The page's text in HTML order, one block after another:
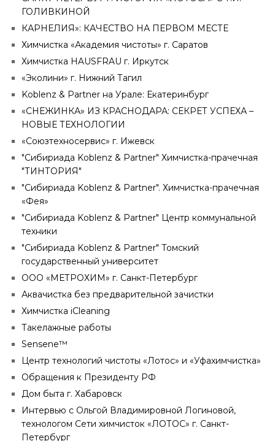
ГОЛИВКИНОЙ
КАРНЕЛИЯ»: КАЧЕСТВО НА ПЕРВОМ МЕСТЕ
Химчистка «Академия чистоты» г. Саратов
Химчистка HAUSFRAU г. Иркутск
«Эколини» г. Нижний Тагил
Koblenz & Partner на Урале: Екатеринбург
«СНЕЖИНКА» ИЗ КРАСНОДАРА: СЕКРЕТ УСПЕХА –
НОВЫЕ ТЕХНОЛОГИИ
«Союзтехносервис» г. Ижевск
"Сибириада Koblenz & Partner" Химчистка-прачечная
"ТИНТОРИЯ"
"Сибириада Koblenz & Partner". Химчистка-прачечная
«Фея»
"Сибириада Koblenz & Partner" Центр коммунальной
техники
"Сибириада Koblenz & Partner" Томский
государственный университет
ООО «МЕТРОХИМ» г. Санкт-Петербург
Аквачистка без предварительной зачистки
Химчистка iCleaning
Такелажные работы
Sensene™
Центр технологий чистоты «Лотос» и «Уфахимчистка»
Обращения к Президенту РФ
Дом быта г. Хабаровск
Интервью с Ольгой Владимировной Логиновой,
технологом Сети химчисток «ЛОТОС» г. Санкт-
Петербург